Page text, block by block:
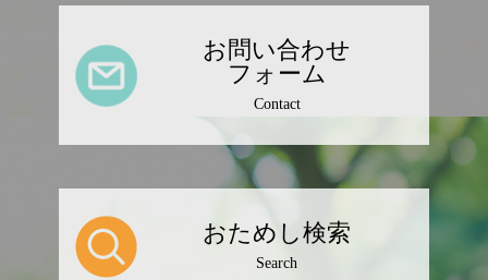
お問い合わせ
フォーム
Contact
おためし検索
Search